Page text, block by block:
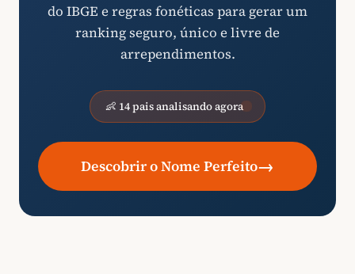
do IBGE e regras fonéticas para gerar um
ranking seguro, único e livre de
arrependimentos.
👶 14 pais analisando agora
Descobrir o Nome Perfeito→